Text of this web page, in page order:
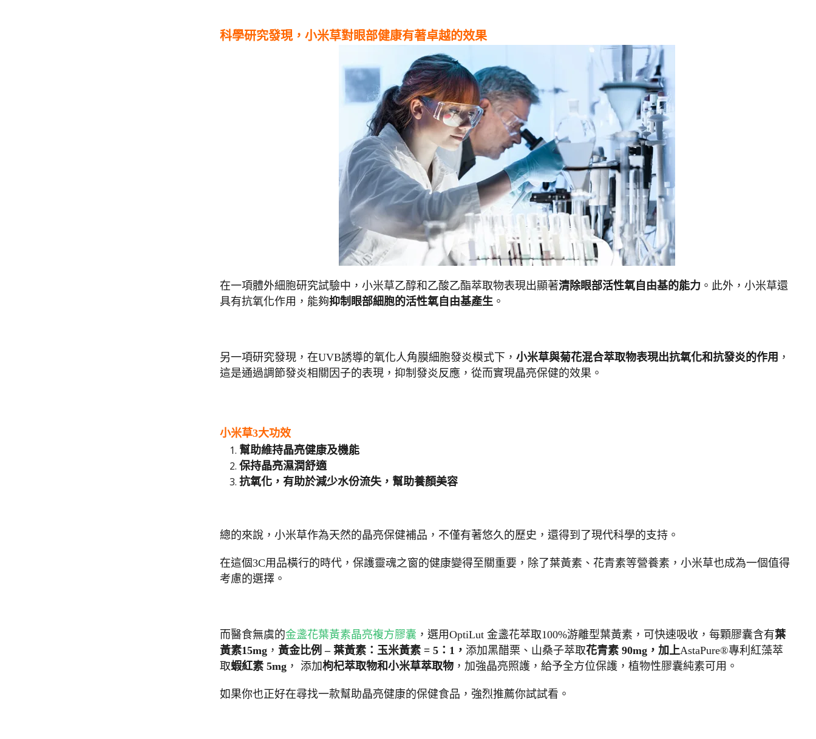
科學研究發現，小米草對眼部健康有著卓越的效果
在一項體外細胞研究試驗中，小米草乙醇和乙酸乙酯萃取物表現出顯著清除眼部活性氧自由基的能力 。此外，小米草還
具有抗氧化作用，能夠抑制眼部細胞的活性氧自由基產生 。
另一項研究發現，在UVB誘導的氧化人角膜細胞發炎模式下， 小米草與菊花混合萃取物表現出抗氧化和抗發炎的作用 ，
這是通過調節發炎相關因子的表現，抑制發炎反應，從而實現晶亮保健的效果。
小米草3大功效
幫助維持晶亮健康及機能
保持晶亮濕潤舒適
抗氧化，有助於減少水份流失，幫助養顏美容
總的來說，小米草作為天然的晶亮保健補品，不僅有著悠久的歷史，還得到了現代科學的支持。
在這個3C用品橫行的時代，保護靈魂之窗的健康變得至關重要，除了葉黃素、花青素等營養素，小米草也成為一個值得
考慮的選擇。
而醫食無虞的金盞花葉黃素晶亮複方膠囊 ，選用OptiLut 金盞花萃取100%游離型葉黃素，可快速吸收，每顆膠囊含有葉
黃素15mg ， 黃金比例 – 葉黃素：玉米黃素 = 5：1， 添加黑醋栗、山桑子萃取花青素 90mg，加上AstaPure®專利紅藻萃
取蝦紅素 5mg ， 添加枸杞萃取物和小米草萃取物 ，加強晶亮照護，給予全方位保護，植物性膠囊純素可用。
如果你也正好在尋找一款幫助晶亮健康的保健食品，強烈推薦你試試看。